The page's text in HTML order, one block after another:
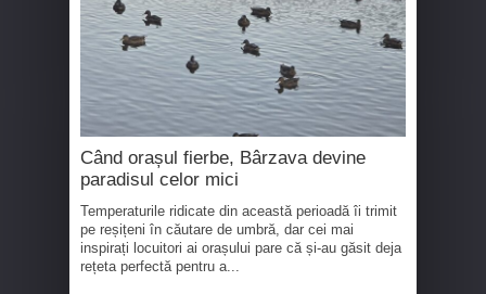
Când orașul fierbe, Bârzava devine
paradisul celor mici
Temperaturile ridicate din această perioadă îi trimit
pe reșițeni în căutare de umbră, dar cei mai
inspirați locuitori ai orașului pare că și-au găsit deja
rețeta perfectă pentru a...